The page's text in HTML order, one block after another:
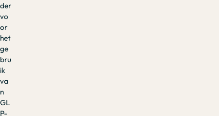
der
vo
or
het
ge
bru
ik
va
n
GL
P-